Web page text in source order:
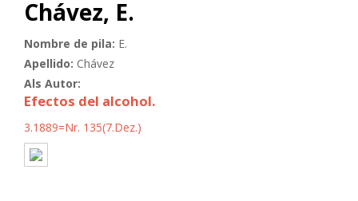
Chávez, E.
Nombre de pila: E.
Apellido: Chávez
Als Autor:
Efectos del alcohol.
3.1889=Nr. 135(7.Dez.)